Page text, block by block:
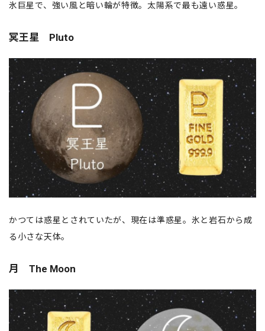
氷巨星で、強い風と暗い輪が特徴。太陽系で最も遠い惑星。
冥王星 Pluto
かつては惑星とされていたが、現在は準惑星。氷と岩石から成
る小さな天体。
月 The Moon